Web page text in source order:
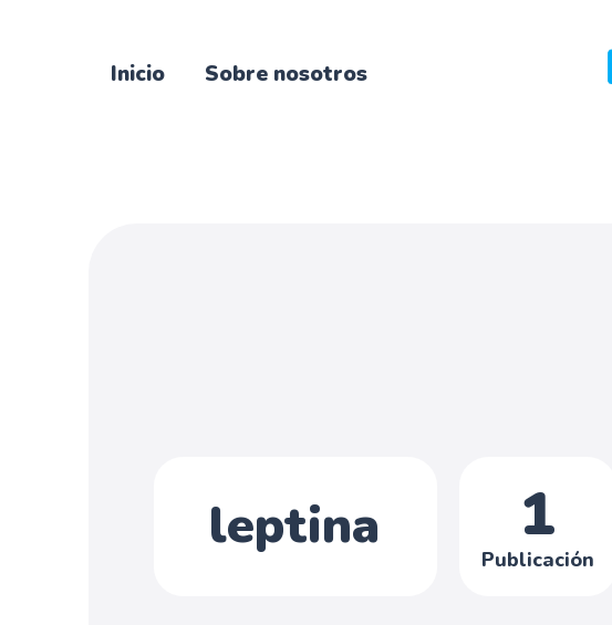
Inicio Sobre nosotros
leptina 1
Publicación